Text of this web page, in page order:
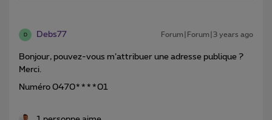
D Debs77 Forum|Forum|3 years ago
Bonjour, pouvez-vous m’attribuer une adresse publique ?
Merci.
Numéro 0470****01